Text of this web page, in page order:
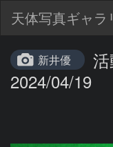
天体写真ギャラ
新井優
2024/04/19